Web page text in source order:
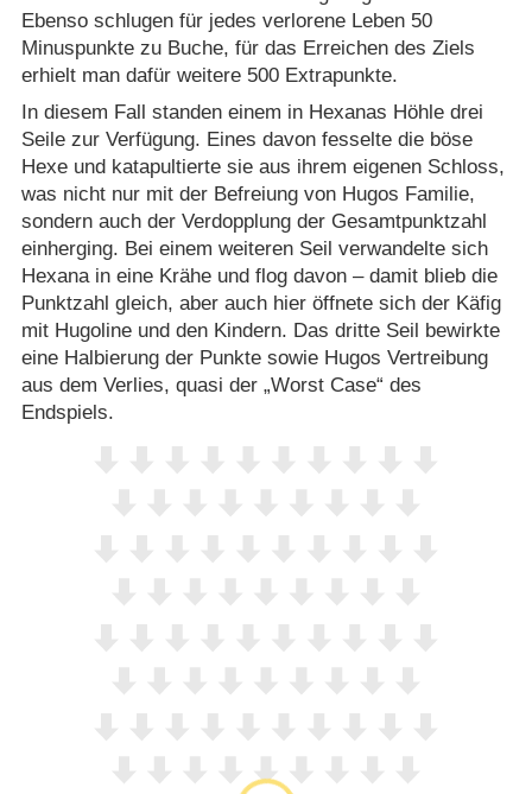
Ebenso schlugen für jedes verlorene Leben 50
Minuspunkte zu Buche, für das Erreichen des Ziels
erhielt man dafür weitere 500 Extrapunkte.
In diesem Fall standen einem in Hexanas Höhle drei
Seile zur Verfügung. Eines davon fesselte die böse
Hexe und katapultierte sie aus ihrem eigenen Schloss,
was nicht nur mit der Befreiung von Hugos Familie,
sondern auch der Verdopplung der Gesamtpunktzahl
einherging. Bei einem weiteren Seil verwandelte sich
Hexana in eine Krähe und flog davon – damit blieb die
Punktzahl gleich, aber auch hier öffnete sich der Käfig
mit Hugoline und den Kindern. Das dritte Seil bewirkte
eine Halbierung der Punkte sowie Hugos Vertreibung
aus dem Verlies, quasi der „Worst Case“ des
Endspiels.